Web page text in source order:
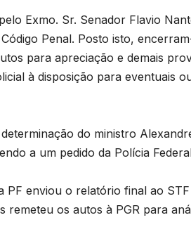
Exmo. Sr. Senador Flavio
Penal. Posto isto,
para apreciação e demais
à disposição para eventuais
do ministro
a um pedido da Polícia
PF enviou o relatório final ao
remeteu os autos à PGR para